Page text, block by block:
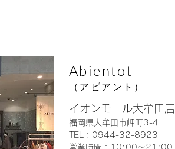
Abientot
（アビアント）
イオンモール大牟田店
福岡県大牟田市岬町3-4
TEL：0944-32-8923
営業時間：10:00〜21:00